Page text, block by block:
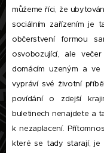
můžeme říci, že
sociálním zařízením je
občerstvení formou
osvobozující, ale
domácím uzeným a
vypráví své životní
povídání o zdejší
buletinech nenajdete a
k nezaplacení.
které se tady starají, je